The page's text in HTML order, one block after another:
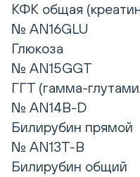
КФК общая
№ AN16GLU
Глюкоза
№ AN15GGT
ГГТ (гамма-
№ AN14B-D
Билирубин прямой
№ AN13T-B
Билирубин общий